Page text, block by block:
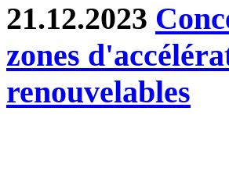
21.12.2023
zones
renouvelables